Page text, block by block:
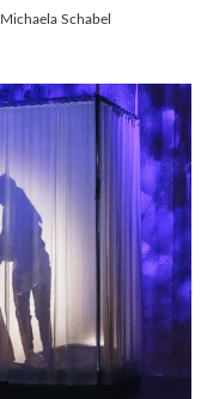
Michaela Schabel